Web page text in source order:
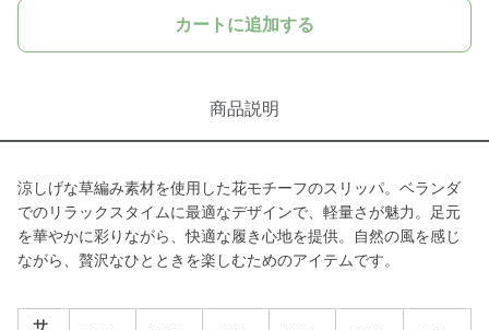
カートに追加する
商品説明
涼しげな草編み素材を使用した花モチーフのスリッパ。ベランダ
でのリラックスタイムに最適なデザインで、軽量さが魅力。足元
を華やかに彩りながら、快適な履き心地を提供。自然の風を感じ
ながら、贅沢なひとときを楽しむためのアイテムです。
サ